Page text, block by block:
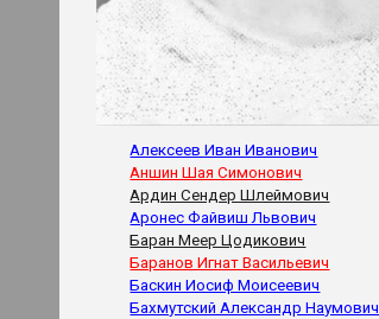
Алексеев Иван Иванович
Аншин Шая Симонович
Ардин Сендер Шлеймович
Аронес Файвиш Львович
Баран Меер Цодикович
Баранов Игнат Васильевич
Баскин Иосиф Моисеевич
Бахмутский Александр Наумович